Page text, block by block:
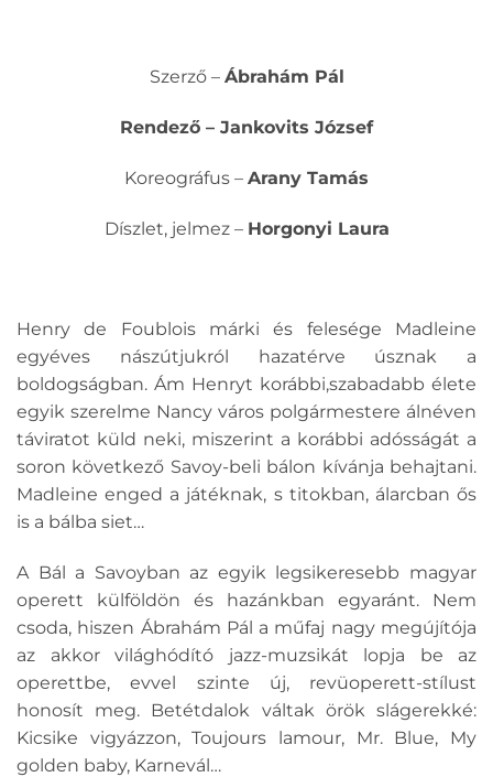
Szerző – Ábrahám Pál
Rendező – Jankovits József
Koreográfus – Arany Tamás
Díszlet, jelmez – Horgonyi Laura
Henry de Foublois márki és felesége Madleine
egyéves nászútjukról hazatérve úsznak a
boldogságban. Ám Henryt korábbi,szabadabb élete
egyik szerelme Nancy város polgármestere álnéven
táviratot küld neki, miszerint a korábbi adósságát a
soron következő Savoy-beli bálon kívánja behajtani.
Madleine enged a játéknak, s titokban, álarcban ős
is a bálba siet…
A Bál a Savoyban az egyik legsikeresebb magyar
operett külföldön és hazánkban egyaránt. Nem
csoda, hiszen Ábrahám Pál a műfaj nagy megújítója
az akkor világhódító jazz-muzsikát lopja be az
operettbe, evvel szinte új, revüoperett-stílust
honosít meg. Betétdalok váltak örök slágerekké:
Kicsike vigyázzon, Toujours lamour, Mr. Blue, My
golden baby, Karnevál…